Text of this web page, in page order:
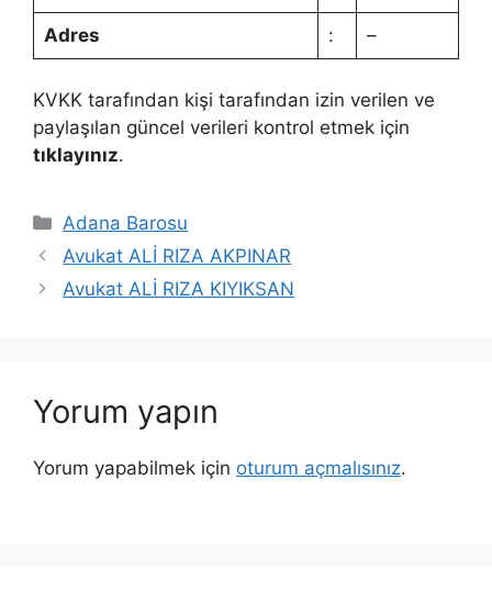
Adres : –
KVKK tarafından kişi tarafından izin verilen ve
paylaşılan güncel verileri kontrol etmek için
tıklayınız.
Kategoriler
Adana Barosu
Avukat ALİ RIZA AKPINAR
Avukat ALİ RIZA KIYIKSAN
Yorum yapın
Yorum yapabilmek için oturum açmalısınız.